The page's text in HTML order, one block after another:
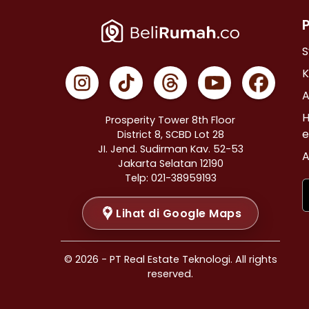
Properti Dijual di Johar Baru >
Properti Dijual di Menteng >
Properti Dijual di Tanah Abang >
Properti Dijual di Kramat >
Properti Dijual di Bendungan Hilir >
Properti Dijual di Jakarta Selatan >
Properti Dijual di Cilandak >
Properti Dijual di Gandaria Selatan >
Properti Dijual di Cipete Selatan >
Properti Dijual di Lenteng Agung >
Properti Dijual di Pondok Pinang >
Properti Dijual di Kebayoran Baru >
Properti Dijual di Mampang Prapatan >
Prosperity Tower 8th Floor
District 8, SCBD Lot 28
JI. Jend. Sudirman Kav. 52-53
Jakarta Selatan 12190
Telp: 021-38959193
Lihat di Google Maps
© 2026 - PT Real Estate Teknologi. All rights
reserved.